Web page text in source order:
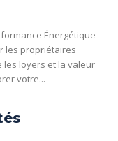
Énergétique
les propriétaires
les loyers et la valeur
votre...